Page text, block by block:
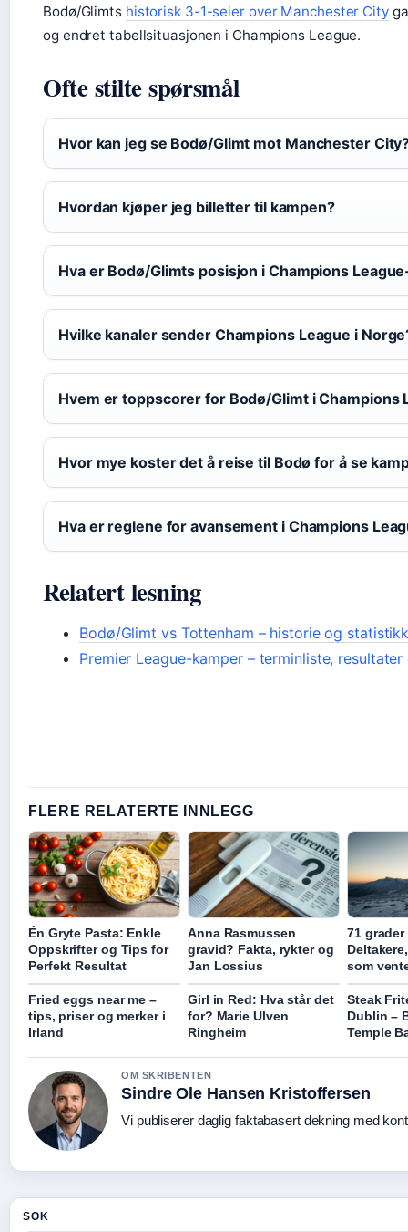
Bodø/Glimts historisk 3-1-seier over Manchester City
og endret tabellsituasjonen i Champions League.
Ofte stilte spørsmål
Hvor kan jeg se Bodø/Glimt mot Manchester
Hvordan kjøper jeg billetter til kampen?
Hva er Bodø/Glimts posisjon i Champions
Hvilke kanaler sender Champions League i
Hvem er toppscorer for Bodø/Glimt i Champions
Hvor mye koster det å reise til Bodø for å se
Hva er reglene for avansement i Champions
Relatert lesning
Bodø/Glimt vs Tottenham – historie og
Premier League-kamper – terminliste,
FLERE RELATERTE INNLEGG
Én Gryte Pasta: Enkle
Oppskrifter og Tips for
Perfekt Resultat
Anna Rasmussen
gravid? Fakta, rykter og
Jan Lossius
71
som
Fried eggs near me –
tips, priser og merker i
Irland
Girl in Red: Hva står det
for? Marie Ulven
Ringheim
Steak
Dublin –
Temple
OM SKRIBENTEN
Sindre Ole Hansen Kristoffersen
Vi publiserer daglig faktabasert dekning med
SOK